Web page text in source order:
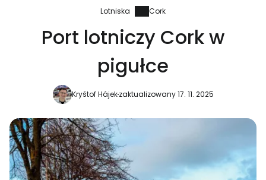
Lotniska Cork
Port lotniczy Cork w
pigułce
Kryštof Hájekzaktualizowany 17. 11. 2025
Cestee
... światowej społeczności podróżniczej
Kontynuuj z Google
Kontynuuj z Facebookiem
Kontynuuj z e-mailem